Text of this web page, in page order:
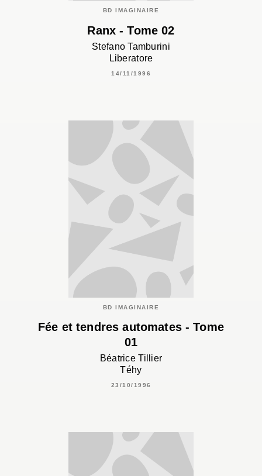
BD IMAGINAIRE
Ranx - Tome 02
Stefano Tamburini
Liberatore
14/11/1996
BD IMAGINAIRE
Fée et tendres automates - Tome
01
Béatrice Tillier
Téhy
23/10/1996